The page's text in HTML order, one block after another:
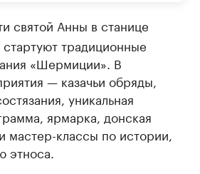
святой Анны в станице
традиционные
«Шермиции». В
— казачьи обряды,
уникальная
ярмарка, донская
мастер-классы по истории,
этноса.